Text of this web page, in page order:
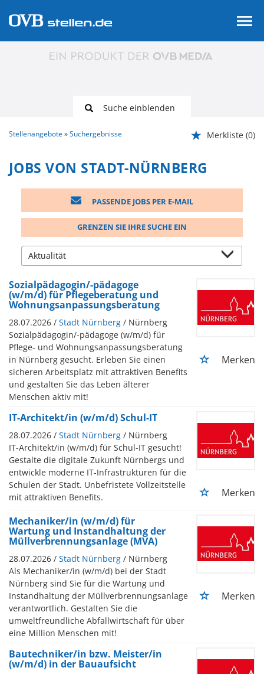
Suche einblenden
Stellenangebote Suchergebnisse Merkliste (0)
JOBS VON STADT-NÜRNBERG
PASSENDE JOBS PER E-MAIL
GRENZEN SIE IHRE SUCHE EIN
Sozialpädagogin/-pädagoge
(w/m/d) für Pflegeberatung und
Wohnungsanpassungsberatung
28.07.2026 / Stadt Nürnberg / Nürnberg
Sozialpädagogin/-pädagoge (w/m/d) für
Pflege- und Wohnungsanpassungsberatung
in Nürnberg gesucht. Erleben Sie einen
sicheren Arbeitsplatz mit attraktiven Benefits
und gestalten Sie das Leben älterer
Menschen aktiv mit!
Merken
IT-Architekt/in (w/m/d) Schul-IT
28.07.2026 / Stadt Nürnberg / Nürnberg
IT-Architekt/in (w/m/d) für Schul-IT gesucht!
Gestalte die digitale Zukunft Nürnbergs und
entwickle moderne IT-Infrastrukturen für die
Schulen der Stadt. Unbefristete Vollzeitstelle
mit attraktiven Benefits.
Merken
Mechaniker/in (w/m/d) für
Wartung und Instandhaltung der
Müllverbrennungsanlage (MVA)
28.07.2026 / Stadt Nürnberg / Nürnberg
Als Mechaniker/in (w/m/d) bei der Stadt
Nürnberg sind Sie für die Wartung und
Instandhaltung der Müllverbrennungsanlage
verantwortlich. Gestalten Sie die
umweltfreundliche Abfallwirtschaft für über
eine Million Menschen mit!
Merken
Bautechniker/in bzw. Meister/in
(w/m/d) in der Bauaufsicht